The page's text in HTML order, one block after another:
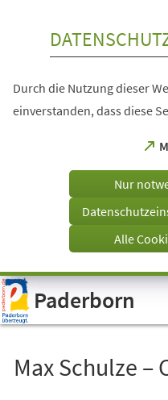
Visuelle
Assistenzsoftware
öffnen.
Durch die Nutzung dieser
einverstanden, dass diese
Tab)
Nur
Alle
Paderborn
Max Schulze –